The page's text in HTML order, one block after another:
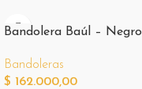
Bandolera Baúl – Negro
Bandoleras
$ 162.000,00